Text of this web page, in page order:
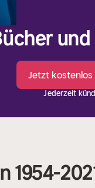
Jetzt
Jederzeit
1954-